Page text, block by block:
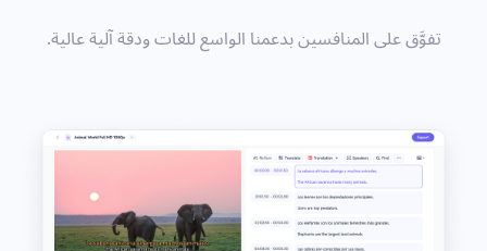
تفوَّق على المنافسين بدعمنا الواسع للغات ودقة آلية عالية.